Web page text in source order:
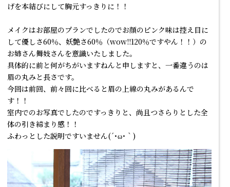
げを本結びにして胸元すっきりに！！
メイクはお部屋のプランでしたのでお顔のピンク味は控え目に
して優しさ60％、妖艶さ60％（wow!!120％ですやん！！）の
お姉さん舞妓さんを意識いたしました。
具体的に前と何がちがいますねんと申しますと、一番違うのは
眉の丸みと長さです。
今回は前回、前々回に比べると眉の上線の丸みがあるんで
す！！
室内でのお写真でしたのですっきりと、尚且つさらりとした全
体の引き締まり感！！
ふわっとした説明ですいません(´･ω･｀)